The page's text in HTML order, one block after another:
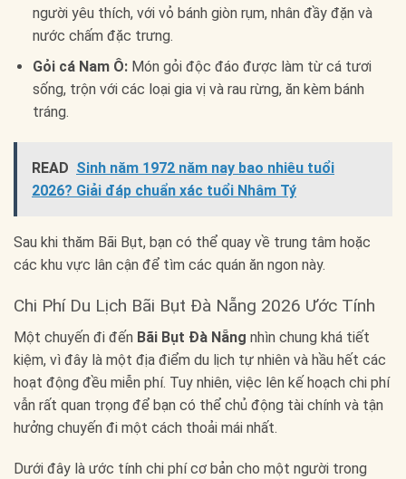
người yêu thích, với vỏ bánh giòn rụm, nhân đầy đặn và
nước chấm đặc trưng.
Gỏi cá Nam Ô:Món gỏi độc đáo được làm từ cá tươi
sống, trộn với các loại gia vị và rau rừng, ăn kèm bánh
tráng.
READ Sinh năm 1972 năm nay bao nhiêu tuổi
2026? Giải đáp chuẩn xác tuổi Nhâm Tý
Sau khi thăm Bãi Bụt, bạn có thể quay về trung tâm hoặc
các khu vực lân cận để tìm các quán ăn ngon này.
Chi Phí Du Lịch Bãi Bụt Đà Nẵng 2026 Ước Tính
Một chuyến đi đến Bãi Bụt Đà Nẵng nhìn chung khá tiết
kiệm, vì đây là một địa điểm du lịch tự nhiên và hầu hết các
hoạt động đều miễn phí. Tuy nhiên, việc lên kế hoạch chi phí
vẫn rất quan trọng để bạn có thể chủ động tài chính và tận
hưởng chuyến đi một cách thoải mái nhất.
Dưới đây là ước tính chi phí cơ bản cho một người trong